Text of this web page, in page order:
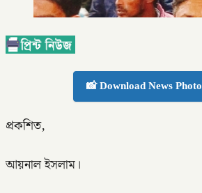
📸 Download News
প্রকশিত,
আয়নাল ইসলাম।